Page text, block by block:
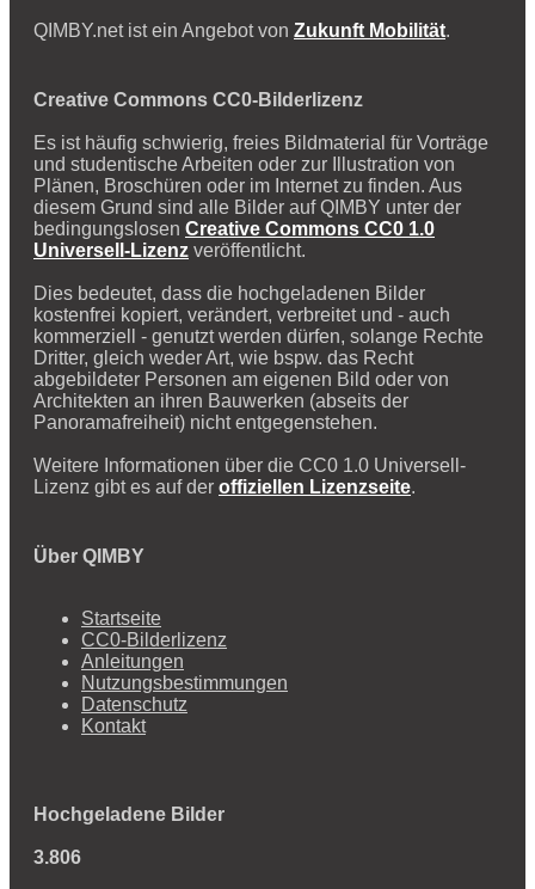
QIMBY.net ist ein Angebot von Zukunft Mobilität.
Creative Commons CC0-Bilderlizenz
Es ist häufig schwierig, freies Bildmaterial für Vorträge
und studentische Arbeiten oder zur Illustration von
Plänen, Broschüren oder im Internet zu finden. Aus
diesem Grund sind alle Bilder auf QIMBY unter der
bedingungslosen Creative Commons CC0 1.0
Universell-Lizenz veröffentlicht.
Dies bedeutet, dass die hochgeladenen Bilder
kostenfrei kopiert, verändert, verbreitet und - auch
kommerziell - genutzt werden dürfen, solange Rechte
Dritter, gleich weder Art, wie bspw. das Recht
abgebildeter Personen am eigenen Bild oder von
Architekten an ihren Bauwerken (abseits der
Panoramafreiheit) nicht entgegenstehen.
Weitere Informationen über die CC0 1.0 Universell-
Lizenz gibt es auf der offiziellen Lizenzseite.
Über QIMBY
Startseite
CC0-Bilderlizenz
Anleitungen
Nutzungsbestimmungen
Datenschutz
Kontakt
Hochgeladene Bilder
3.806